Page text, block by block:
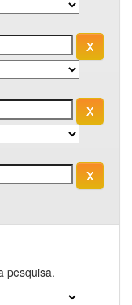
pesquisa.